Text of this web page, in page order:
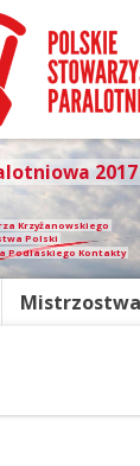
2017
Krzyżanowskiego
Polski
Podlaskiego Kontakty